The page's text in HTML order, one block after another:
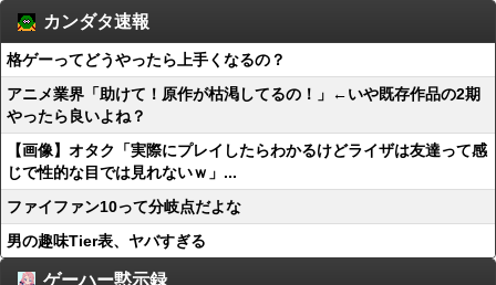
カンダタ速報
格ゲーってどうやったら上手くなるの？
アニメ業界「助けて！原作が枯渇してるの！」←いや既存作品の2期
やったら良いよね？
【画像】オタク「実際にプレイしたらわかるけどライザは友達って感
じで性的な目では見れないｗ」...
ファイファン10って分岐点だよな
男の趣味Tier表、ヤバすぎる
ゲーハー黙示録